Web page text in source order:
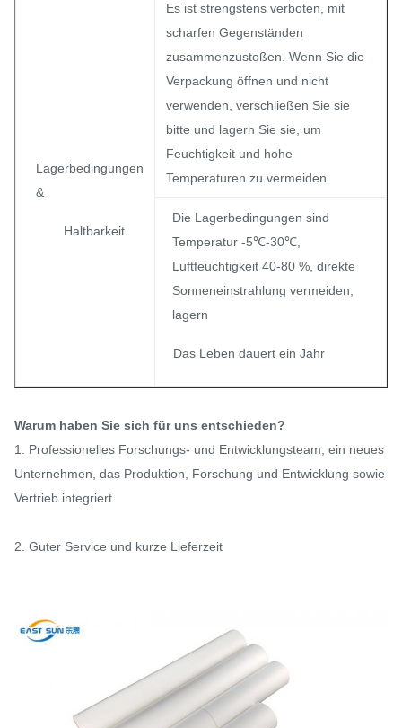
Lagerbedingungen
&
Haltbarkeit
Es ist strengstens verboten, mit
scharfen Gegenständen
zusammenzustoßen. Wenn Sie die
Verpackung öffnen und nicht
verwenden, verschließen Sie sie
bitte und lagern Sie sie, um
Feuchtigkeit und hohe
Temperaturen zu vermeiden
Die Lagerbedingungen sind
Temperatur -5℃-30℃,
Luftfeuchtigkeit 40-80 %, direkte
Sonneneinstrahlung vermeiden,
lagern
Das Leben dauert ein Jahr
Warum haben Sie sich für uns entschieden?
1. Professionelles Forschungs- und Entwicklungsteam, ein neues
Unternehmen, das Produktion, Forschung und Entwicklung sowie
Vertrieb integriert
2. Guter Service und kurze Lieferzeit